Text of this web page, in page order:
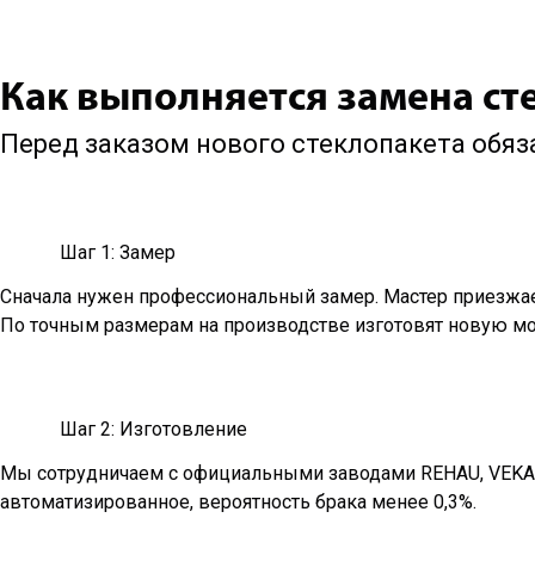
Как выполняется замена
Перед заказом нового стеклопакета
Шаг 1: Замер
Сначала нужен профессиональный замер. Мастер
По точным размерам на производстве изготовят новую
Шаг 2: Изготовление
Мы сотрудничаем с официальными заводами REHAU,
автоматизированное, вероятность брака менее 0,3%.